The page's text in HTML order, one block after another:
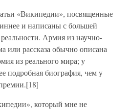
«Википедии», посвященные
и написаны с большей
Армия из научно-
или рассказа обычно описана
из реального мира; у
подробная биография, чем у
который мне не